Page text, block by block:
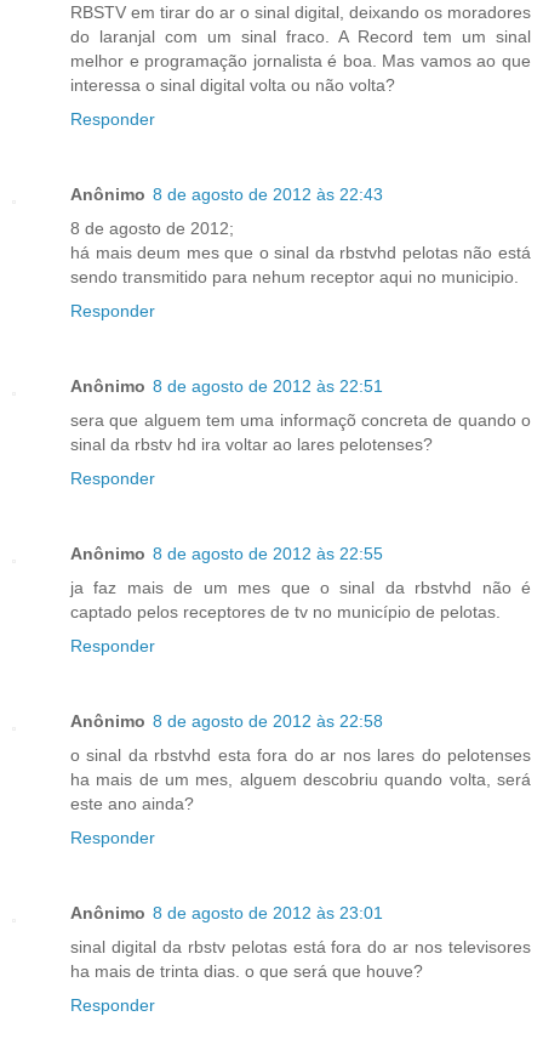
RBSTV em tirar do ar o sinal digital, deixando os moradores
do laranjal com um sinal fraco. A Record tem um sinal
melhor e programação jornalista é boa. Mas vamos ao que
interessa o sinal digital volta ou não volta?
Responder
Anônimo 8 de agosto de 2012 às 22:43
8 de agosto de 2012;
há mais deum mes que o sinal da rbstvhd pelotas não está
sendo transmitido para nehum receptor aqui no municipio.
Responder
Anônimo 8 de agosto de 2012 às 22:51
sera que alguem tem uma informaçõ concreta de quando o
sinal da rbstv hd ira voltar ao lares pelotenses?
Responder
Anônimo 8 de agosto de 2012 às 22:55
ja faz mais de um mes que o sinal da rbstvhd não é
captado pelos receptores de tv no município de pelotas.
Responder
Anônimo 8 de agosto de 2012 às 22:58
o sinal da rbstvhd esta fora do ar nos lares do pelotenses
ha mais de um mes, alguem descobriu quando volta, será
este ano ainda?
Responder
Anônimo 8 de agosto de 2012 às 23:01
sinal digital da rbstv pelotas está fora do ar nos televisores
ha mais de trinta dias. o que será que houve?
Responder